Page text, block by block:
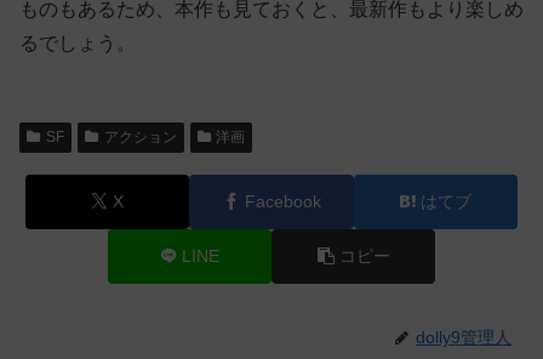
ものもあるため、本作も見ておくと、最新作もより楽しめ
るでしょう。
SF アクション 洋画
X Facebook はてブ
LINE コピー
dolly9管理人